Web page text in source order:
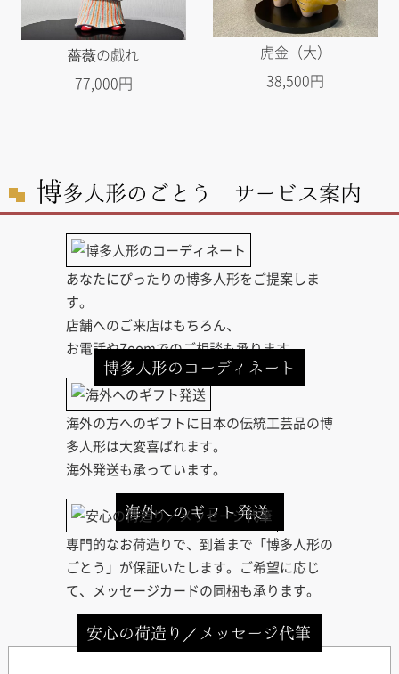
薔薇の戯れ
77,000円
虎金（大）
38,500円
博多人形のごとう サービス案内
博多人形のコーディネート
あなたにぴったりの博多人形をご提案しま
す。
店舗へのご来店はもちろん、
お電話やZoomでのご相談も承ります。
海外へのギフト発送
海外の方へのギフトに日本の伝統工芸品の博
多人形は大変喜ばれます。
海外発送も承っています。
安心の荷造り／メッセージ代筆
専門的なお荷造りで、到着まで「博多人形の
ごとう」が保証いたします。ご希望に応じ
て、メッセージカードの同梱も承ります。